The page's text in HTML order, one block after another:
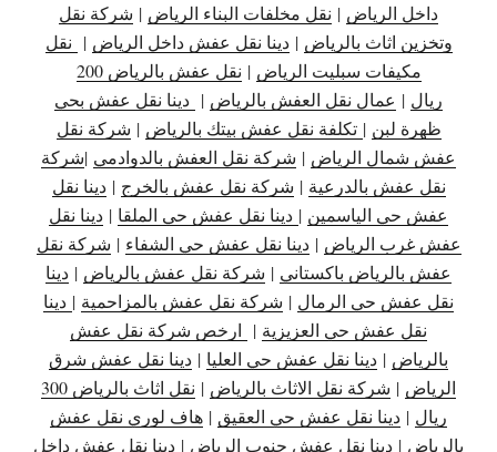
داخل الرياض | نقل مخلفات البناء الرياض | شركة نقل
وتخزين اثاث بالرياض |دينا نقل عفش داخل الرياض | نقل
مكيفات سبليت الرياض |
نقل عفش بالرياض 200
ريال | عمال نقل العفش بالرياض | دينا نقل عفش بحي
ظهرة لبن | تكلفة نقل عفش بيتك بالرياض | شركة نقل
عفش شمال الرياض | شركة نقل العفش بالدوادمي |شركة
نقل عفش بالدرعية | شركة نقل عفش بالخرج |دينا نقل
عفش حي الياسمين | دينا نقل عفش حي الملقا | دينا نقل
عفش غرب الرياض |دينا نقل عفش حي الشفاء | شركة نقل
عفش بالرياض باكستاني | شركة نقل عفش بالرياض | دينا
نقل عفش حي الرمال | شركة نقل عفش بالمزاحمية | دينا
نقل عفش حي العزيزية | ارخص شركة نقل عفش
بالرياض | دينا نقل عفش حي العليا | دينا نقل عفش شرق
الرياض | شركة نقل الاثاث بالرياض |
نقل اثاث بالرياض 300
ريال | دينا نقل عفش حي العقيق | هاف لوري نقل عفش
بالرياض | دينا نقل عفش جنوب الرياض | دينا نقل عفش داخل